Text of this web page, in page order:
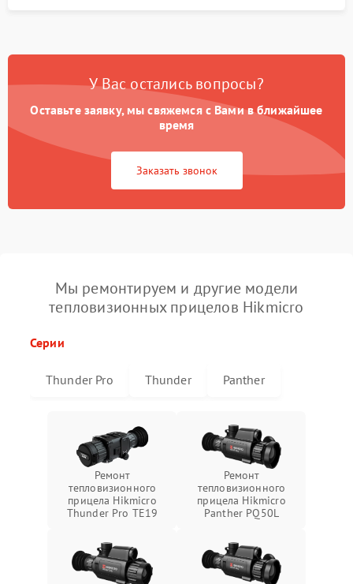
У Вас остались вопросы?
Оставьте заявку, мы свяжемся с Вами в ближайшее
время
Заказать звонок
Мы ремонтируем и другие модели
тепловизионных прицелов Hikmicro
Серии
Thunder Pro Thunder Panther
Ремонт
тепловизионного
прицела Hikmicro
Thunder Pro TE19
Ремонт
тепловизионного
прицела Hikmicro
Panther PQ50L